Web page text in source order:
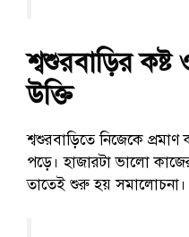
শ্বশুরবাড়ির কষ্ট
উক্তি
শ্বশুরবাড়িতে নিজেকে প্রমাণ
পড়ে। হাজারটা ভালো
তাতেই শুরু হয় সমালোচনা।